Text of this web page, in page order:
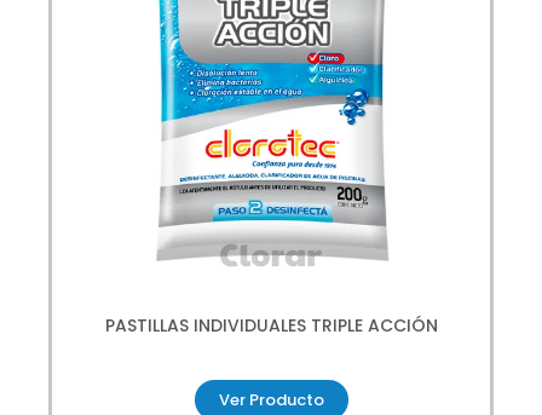
PASTILLAS INDIVIDUALES TRIPLE ACCIÓN
Ver Producto